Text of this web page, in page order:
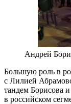
Андрей
Большую роль в
с Лилией
тандем Борисова
в российском